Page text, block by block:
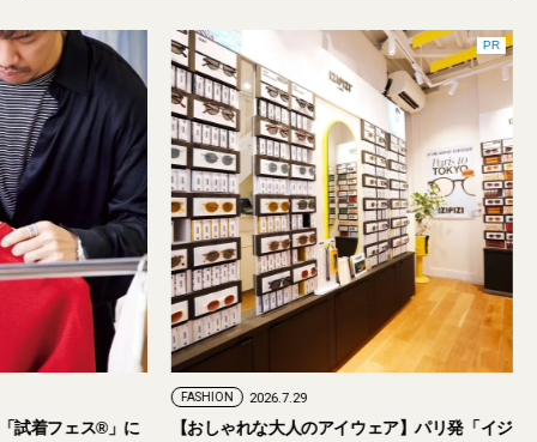
2026年9月5日・6日開催。「試着フェス®︎」に
【おしゃれな大人